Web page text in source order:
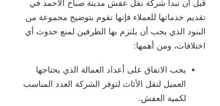
قبل أن تبدأ شركة نقل عفش مدينة صباح الأحمد في
تقديم خدماتها للعملاء فإنها تقوم بتوضيح مجموعة من
البنود الذي يجب أن يلتزم بها الطرفين لمنع حدوث أي
اختلافات، ومن أهمها:
يجب الاتفاق على أعداد العمالة الذي يحتاجها
العميل لنقل الأثاث لتوفر الشركة العدد المناسب
لكمية العفش.